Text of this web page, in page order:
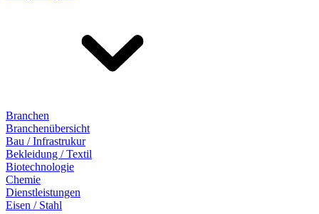
Branchen
Branchenübersicht
Bau / Infrastrukur
Bekleidung / Textil
Biotechnologie
Chemie
Dienstleistungen
Eisen / Stahl